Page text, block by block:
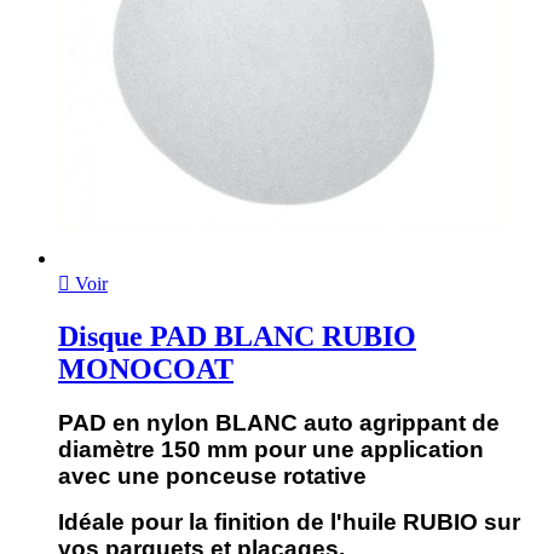
 Voir
Disque PAD BLANC RUBIO
MONOCOAT
PAD en nylon BLANC auto agrippant de
diamètre 150 mm pour une application
avec une ponceuse rotative
Idéale pour la finition de l'huile RUBIO sur
vos parquets et placages.